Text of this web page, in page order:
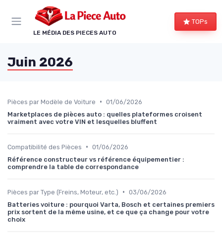
LE MÉDIA DES PIECES AUTO
TOPs
Juin 2026
Pièces par Modèle de Voiture • 01/06/2026
Marketplaces de pièces auto : quelles plateformes croisent
vraiment avec votre VIN et lesquelles bluffent
Compatibilité des Pièces • 01/06/2026
Référence constructeur vs référence équipementier :
comprendre la table de correspondance
Pièces par Type (Freins, Moteur, etc.) • 03/06/2026
Batteries voiture : pourquoi Varta, Bosch et certaines premiers
prix sortent de la même usine, et ce que ça change pour votre
choix
Panneau de gestion des cookies